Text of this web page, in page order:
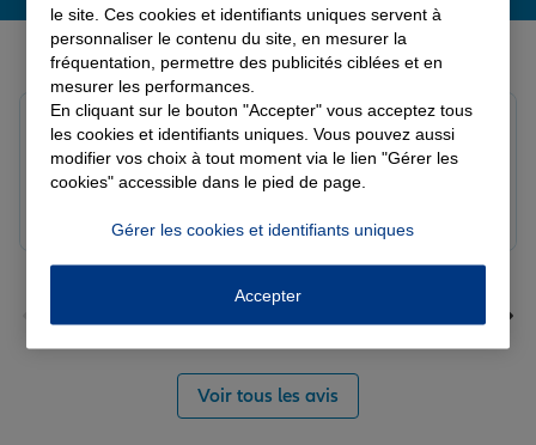
Derniers avis de nos agences Allianz
Note de 5 sur 5
Le 08/08/2026 - Agence PAVILLY
Bon suivi de mon sinistre, merci
Louis M.
Voir tous les avis
le site. Ces cookies et identifiants uniques servent à
personnaliser le contenu du site, en mesurer la
fréquentation, permettre des publicités ciblées et en
mesurer les performances.
En cliquant sur le bouton "Accepter" vous acceptez tous
les cookies et identifiants uniques. Vous pouvez aussi
modifier vos choix à tout moment via le lien "Gérer les
cookies" accessible dans le pied de page.
Gérer les cookies et identifiants uniques
Accepter